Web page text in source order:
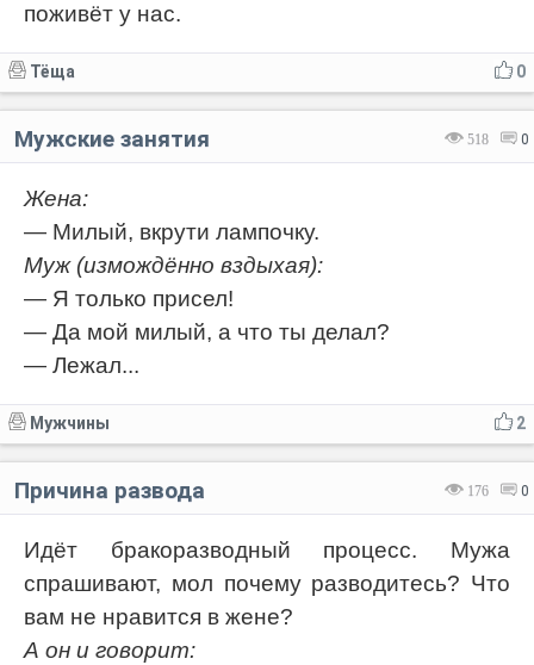
поживёт у нас.
0
Тёща
518 0
Мужские занятия
Жена:
— Милый, вкрути лампочку.
Муж (измождённо вздыхая):
— Я только присел!
— Да мой милый, а что ты делал?
— Лежал...
2
Мужчины
176 0
Причина развода
Идёт бракоразводный процесс. Мужа
спрашивают, мол почему разводитесь? Что
вам не нравится в жене?
А он и говорит: